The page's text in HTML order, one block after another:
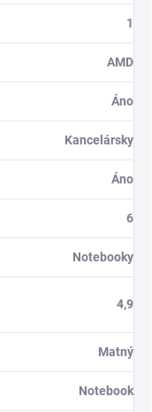
1
AMD
Áno
Kancelársky
Áno
6
Notebooky
4,9
Matný
Notebook